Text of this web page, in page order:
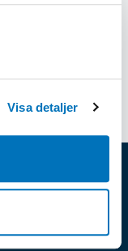
Visa detaljer